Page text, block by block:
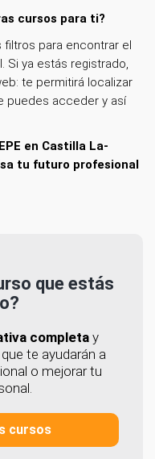
cursos para ti?
para encontrar el
Si ya estás registrado,
te permitirá localizar
puedes acceder y así
en Castilla La-
tu futuro profesional
que estás
completay
te ayudarán a
o mejorar tu
cursos